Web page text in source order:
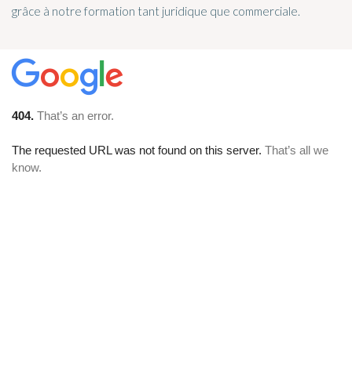
grâce à notre formation tant juridique que commerciale.